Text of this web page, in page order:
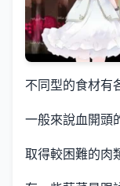
不同型的食材有
一般來說血開頭
取得較困難的肉